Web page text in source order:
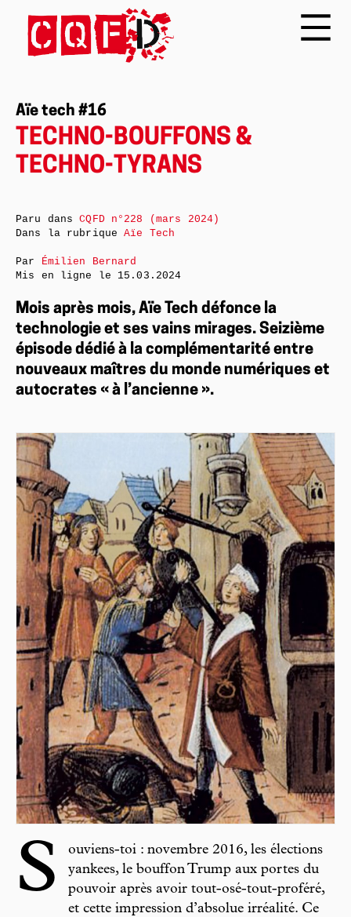
Aïe tech #16
TECHNO-BOUFFONS &
TECHNO-TYRANS
Mois après mois, Aïe Tech défonce la
technologie et ses vains mirages. Seizième
épisode dédié à la complémentarité entre
nouveaux maîtres du monde numériques et
autocrates « à l’ancienne ».
S
ouviens-toi : novembre 2016, les élections
yankees, le bouffon Trump aux portes du
pouvoir après avoir tout-osé-tout-proféré,
et cette impression d’absolue irréalité. Ce
Paru dansCQFD n°228 (mars 2024)
Dans la rubriqueAïe Tech
Par Émilien Bernard
Mis en ligne le 15.03.2024